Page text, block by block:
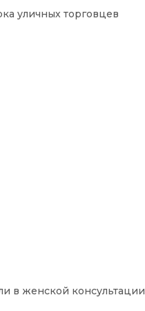
уличных торговцев
в женской консультации